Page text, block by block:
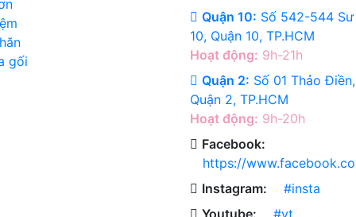
gối
Quận 10: Số 542-544 Sư
10, Quận 10, TP.HCM
Hoạt động: 9h-21h
Quận 2: Số 01 Thảo
Quận 2, TP.HCM
Hoạt động: 9h-20h
Facebook:
https://
Instagram:
#insta
Youtube:
#yt